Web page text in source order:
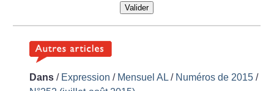
Valider
Dans / Expression / Mensuel AL / Numéros de 2015 /